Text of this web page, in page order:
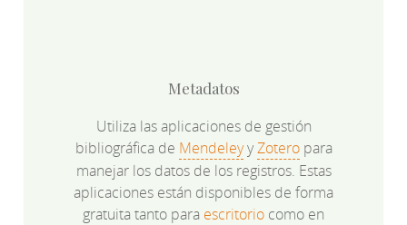
Metadatos
Utiliza las aplicaciones de gestión
bibliográfica de MendeleyyZoteropara
manejar los datos de los registros. Estas
aplicaciones están disponibles de forma
gratuita tanto para escritorio como en